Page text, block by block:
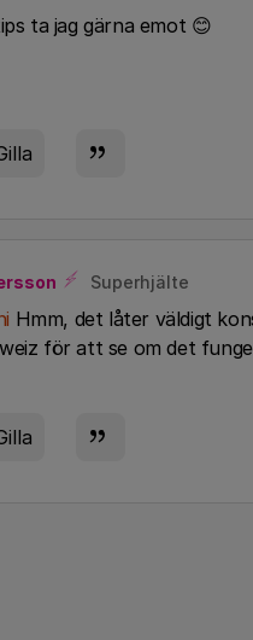
ta jag gärna emot 😊
Superhjälte
Hmm, det låter väldigt
för att se om det